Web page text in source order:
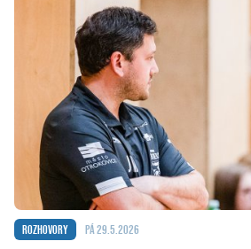
Rozhovory pá 29.5.2026